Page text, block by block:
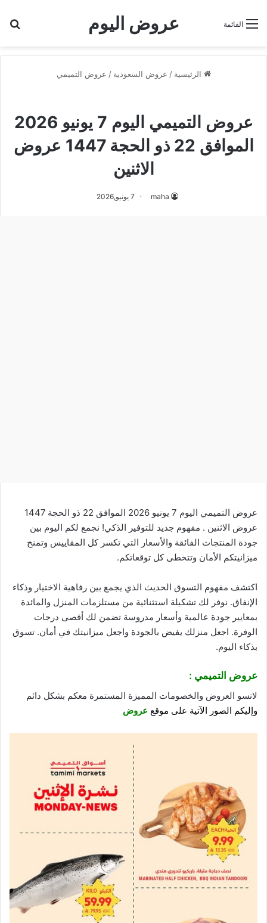
عروض اليوم القائمة
الرئيسية / عروض السعودية / عروض التميمي
عروض التميمي اليوم 7 يونيو 2026
الموافق 22 ذو الحجة 1447 عروض
الاثنين
maha 7 يونيو,2026
عروض التميمي اليوم 7 يونيو 2026 الموافق 22 ذو الحجة 1447
عروض الاثنين . مفهوم جديد للتوفير الذكي! نجمع لكم اليوم بين
جودة المنتجات الفائقة والأسعار التي تكسر كل المقاييس وتمنح
ميزانيتكم الأمان وتتخطى كل توقعاتكم.
اكتشف مفهوم التسوق الحديث الذي يجمع بين رفاهية الاختيار وذكاء
الإنفاق. نوفر لك تشكيلة استثنائية من مستلزمات المنزل والمائدة
بمعايير جودة عالمية وأسعار مدروسة تضمن لك أقصى درجات
الوفرة. اجعل منزلك يفيض بالجودة واجعل ميزانيتك في أمان. تسوق
بذكاء اليوم.
عروض التميمي :
لاتسو العروض والخصومات المميزة المستمرة معكم بشكل دائم
وإليكم الصور الآتية على موقع عروض